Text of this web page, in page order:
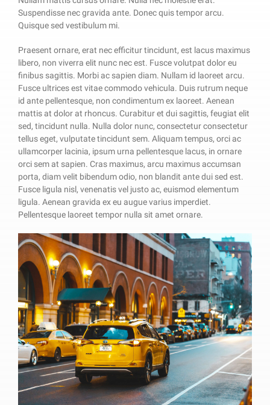
Suspendisse nec gravida ante. Donec quis tempor arcu.
Quisque sed vestibulum mi.
Praesent ornare, erat nec efficitur tincidunt, est lacus maximus
libero, non viverra elit nunc nec est. Fusce volutpat dolor eu
finibus sagittis. Morbi ac sapien diam. Nullam id laoreet arcu.
Fusce ultrices est vitae commodo vehicula. Duis rutrum neque
id ante pellentesque, non condimentum ex laoreet. Aenean
mattis at dolor at rhoncus. Curabitur et dui sagittis, feugiat elit
sed, tincidunt nulla. Nulla dolor nunc, consectetur consectetur
tellus eget, vulputate tincidunt sem. Aliquam tempus, orci ac
ullamcorper lacinia, ipsum urna pellentesque lacus, in ornare
orci sem at sapien. Cras maximus, arcu maximus accumsan
porta, diam velit bibendum odio, non blandit ante dui sed est.
Fusce ligula nisl, venenatis vel justo ac, euismod elementum
ligula. Aenean gravida ex eu augue varius imperdiet.
Pellentesque laoreet tempor nulla sit amet ornare.